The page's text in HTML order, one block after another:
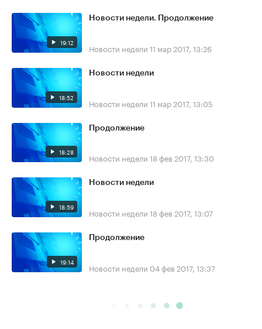
19:12
Новости недели. Продолжение
Новости недели 11 мар 2017, 13:26
18:52
Новости недели
Новости недели 11 мар 2017, 13:05
18:28
Продолжение
Новости недели 18 фев 2017, 13:30
18:59
Новости недели
Новости недели 18 фев 2017, 13:07
19:14
Продолжение
Новости недели 04 фев 2017, 13:37